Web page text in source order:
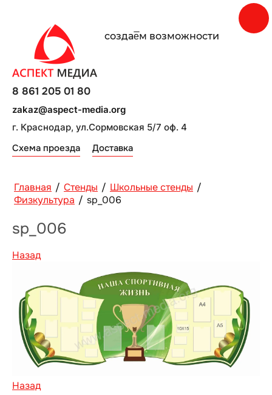
создаe̅м возможности
г. Краснодар, ул.Сормовская 5/7 оф. 4
Схема проезда Доставка
8 861 205 01 80
zakaz@aspect-media.org
Главная / Стенды / Школьные стенды /
Физкультура / sp_006
sp_006
Назад
Назад